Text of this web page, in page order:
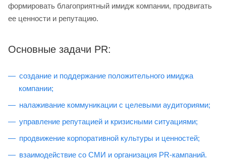
формировать благоприятный имидж компании, продвигать
ее ценности и репутацию.
Основные задачи PR:
создание и поддержание положительного имиджа
компании;
налаживание коммуникации с целевыми аудиториями;
управление репутацией и кризисными ситуациями;
продвижение корпоративной культуры и ценностей;
взаимодействие со СМИ и организация PR-кампаний.